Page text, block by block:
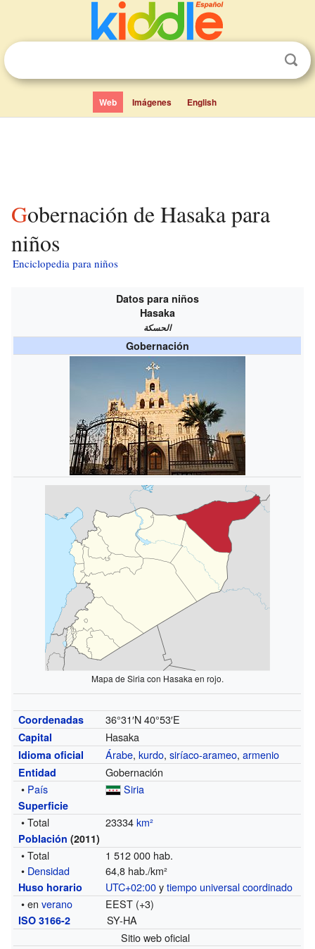
Web Imágenes English
Gobernación de Hasaka para
niños
Enciclopedia para niños
Datos para niños
Hasaka
الحسكة
Gobernación
Mapa de Siria con Hasaka en rojo.
Coordenadas 36°31′N 40°53′E
Capital Hasaka
Idioma oficial Árabe,kurdo,siríaco-arameo,armenio
Entidad
Gobernación
• País Siria
Superficie
• Total 23334km²
Población (2011)
• Total
1 512 000 hab.
• Densidad 64,8 hab./km²
Huso horario UTC+02:00ytiempo universal coordinado
• enverano EEST (+3)
ISO 3166-2
SY-HA
Sitio web oficial